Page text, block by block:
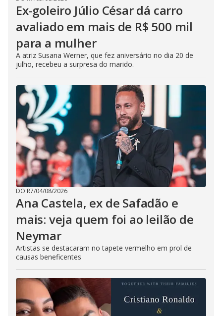
Ex-goleiro Júlio César dá carro
avaliado em mais de R$ 500 mil
para a mulher
A atriz Susana Werner, que fez aniversário no dia 20 de
julho, recebeu a surpresa do marido.
DO R7/04/08/2026
Ana Castela, ex de Safadão e
mais: veja quem foi ao leilão de
Neymar
Artistas se destacaram no tapete vermelho em prol de
causas beneficentes